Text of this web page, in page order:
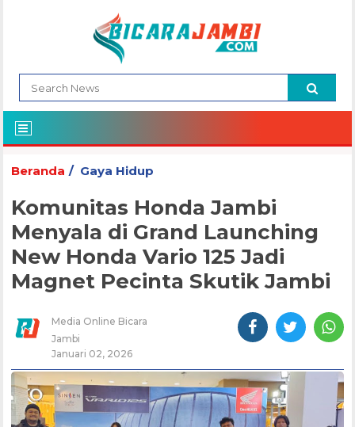
Beranda Gaya Hidup
Komunitas Honda Jambi
Menyala di Grand Launching
New Honda Vario 125 Jadi
Magnet Pecinta Skutik Jambi
Media Online Bicara
Jambi
Januari 02, 2026